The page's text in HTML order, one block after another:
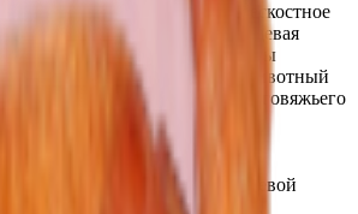
мясо цыплят-бройлеров бескостное
бройлеров, комплексная пищевая
Е407а, Е1412, Е425; регуляторы
растительная клетчатка, животный
полученный из свиного, говяжьего
вкуса и аромата Е621,
инулин,
масло растительное, соль
экстракты специй, дрожжевой
ароматизатор коптильный,